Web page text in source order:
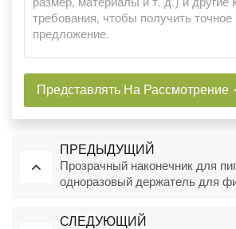
Представлять На Рассмотрение
ПРЕДЫДУЩИЙ
Прозрачный наконечник для
одноразовый держатель для
СЛЕДУЮЩИЙ